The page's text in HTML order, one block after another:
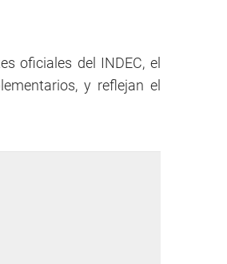
oficiales del INDEC, el
y reflejan el